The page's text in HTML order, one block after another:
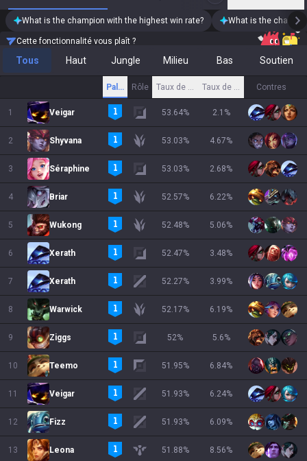
What is the champion with the highest win rate? What is the
Cette fonctionnalité vous plaît ?
Tous Haut Jungle Milieu Bas Soutien
Palier Rôle Taux de victoireTaux de sélectionContres
1 Veigar 53.64% 2.1 %
2 Shyvana 53.03% 4.67%
3 Séraphine 53.03% 2.68%
4 Briar 52.57% 6.22%
5 Wukong 52.48% 5.06%
6 Xerath 52.47% 3.48%
7 Xerath 52.27% 3.99%
8 Warwick 52.17% 6.19%
9 Ziggs 52% 5.6%
10 Teemo 51.95% 6.84%
11 Veigar 51.93% 6.24%
12 Fizz 51.93% 6.09%
13 Leona 51.88% 8.56%